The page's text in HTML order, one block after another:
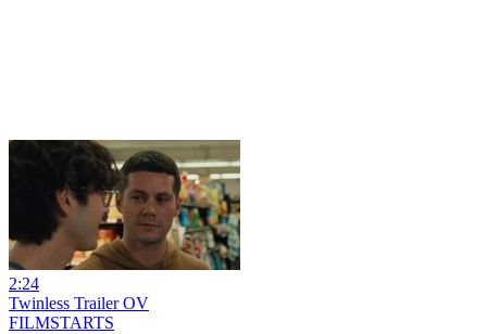
2:24
Twinless Trailer OV
FILMSTARTS